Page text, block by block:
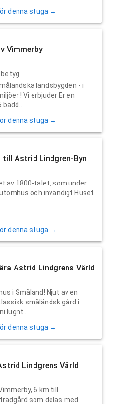
denna stuga →
Vimmerby
landsbygden - i
! Vi erbjuder Er en
denna stuga →
till Astrid Lindgren-Byn
av 1800-talet, som under
och invändigt Huset
denna stuga →
Astrid Lindgrens Värld
i Småland! Njut av en
småländsk gård i
lugnt...
denna stuga →
Lindgrens Värld
6 km till
som delas med